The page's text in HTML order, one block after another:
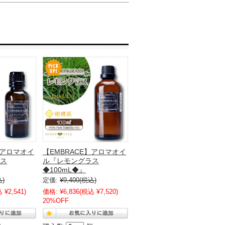
ロマオイ
)
¥2,541)
【EMBRACE】アロマオイ
ル『レモングラス
◆100mL◆』
定価: ¥9,400(税込)
価格: ¥6,836(税込 ¥7,520)
20%OFF